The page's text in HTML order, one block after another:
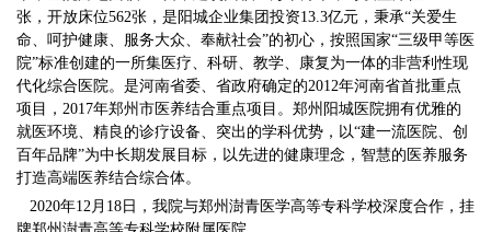
张，开放床位562张，是阳城企业集团投资13.3亿元，秉承“关爱生
命、呵护健康、服务大众、奉献社会”的初心，按照国家“三级甲等医
院”标准创建的一所集医疗、科研、教学、康复为一体的非营利性现
代化综合医院。是河南省委、省政府确定的2012年河南省首批重点
项目，2017年郑州市医养结合重点项目。郑州阳城医院拥有优雅的
就医环境、精良的诊疗设备、突出的学科优势，以“建一流医院、创
百年品牌”为中长期发展目标，以先进的健康理念，智慧的医养服务
打造高端医养结合综合体。
2020年12月18日，我院与郑州澍青医学高等专科学校深度合作，挂